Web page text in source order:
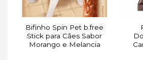
Bifinho Spin Pet b.free
Stick para Cães Sabor
Morango e Melancia